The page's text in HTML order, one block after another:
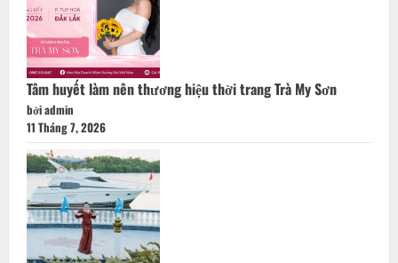
Tâm huyết làm nên thương hiệu thời trang Trà My Sơn
bởi admin
11 Tháng 7, 2026